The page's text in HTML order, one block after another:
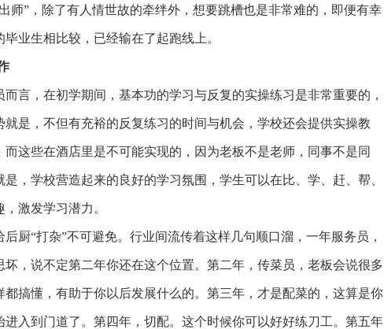
师”，除了有人情世故的牵绊外，想要跳槽也是非常难的，即便有幸
业生相比较，已经输在了起跑线上。
言，在初学期间，基本功的学习与反复的实操练习是非常重要的，
是，不但有充裕的反复练习的时间与机会，学校还会提供实操教
这些在酒店里是不可能实现的，因为老板不是老师，同事不是同
，学校营造起来的良好的学习氛围，学生可以在比、学、赶、帮、
激发学习潜力。
厨“打杂”不可避免。行业间流传着这样几句顺口溜，一年服务员，
，说不定第二年你还在这个位置。第二年，传菜员，老板会说很多
搞懂，有助于你以后发展什么的。第三年，才是配菜的，这算是你
入到门道了。第四年，切配。这个时候你可以好好练刀工。第五年